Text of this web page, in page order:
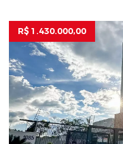
R$ 1.430.000,00